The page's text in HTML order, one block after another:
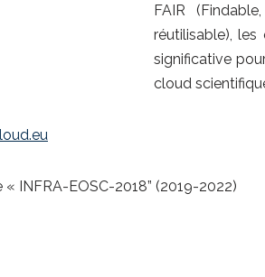
FAIR
réutilisable),
significative
cloud
INFRA-EOSC-2018” (2019-2022)